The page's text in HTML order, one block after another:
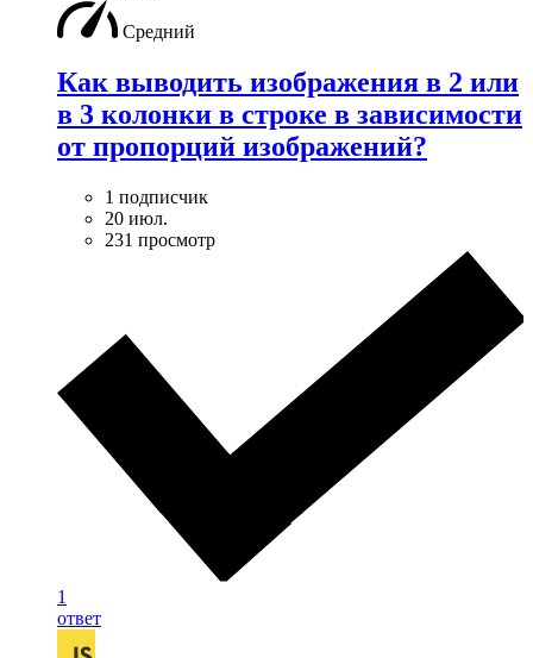
Средний
Как выводить изображения в 2 или
в 3 колонки в строке в зависимости
от пропорций изображений?
1 подписчик
20 июл.
231 просмотр
1
ответ